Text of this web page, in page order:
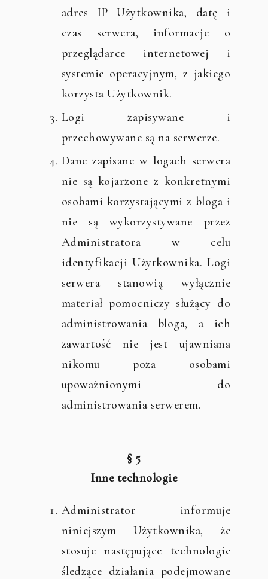
adres IP Użytkownika, datę i
czas serwera, informacje o
przeglądarce internetowej i
systemie operacyjnym, z jakiego
korzysta Użytkownik.
Logi zapisywane i
przechowywane są na serwerze.
Dane zapisane w logach serwera
nie są kojarzone z konkretnymi
osobami korzystającymi z bloga i
nie są wykorzystywane przez
Administratora w celu
identyfikacji Użytkownika. Logi
serwera stanowią wyłącznie
materiał pomocniczy służący do
administrowania bloga, a ich
zawartość nie jest ujawniana
nikomu poza osobami
upoważnionymi do
administrowania serwerem.
§ 5
Inne technologie
Administrator informuje
niniejszym Użytkownika, że
stosuje następujące technologie
śledzące działania podejmowane